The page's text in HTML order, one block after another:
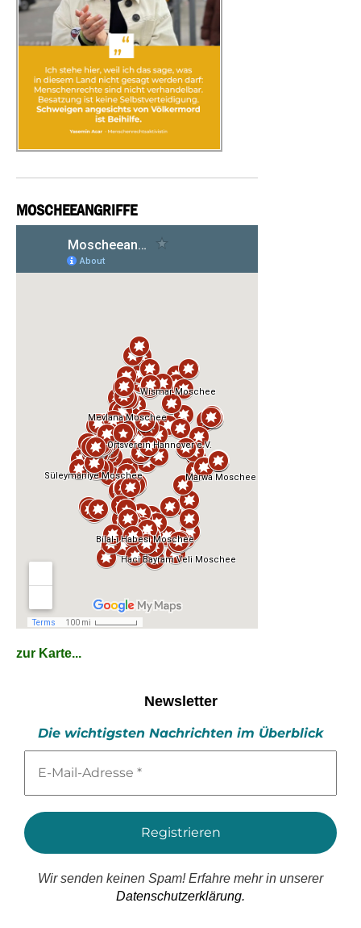
MOSCHEEANGRIFFE
zur Karte...
Newsletter
Die wichtigsten Nachrichten im Überblick
Mail-
*
Wir senden keinen Spam! Erfahre mehr in unserer
Datenschutzerklärung.